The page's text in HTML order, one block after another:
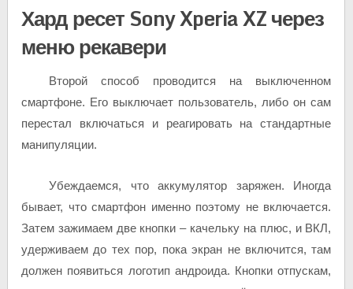
Хард ресет Sony Xperia XZ через
меню рекавери
Второй способ проводится на выключенном
смартфоне. Его выключает пользователь, либо он сам
перестал включаться и реагировать на стандартные
манипуляции.
Убеждаемся, что аккумулятор заряжен. Иногда
бывает, что смартфон именно поэтому не включается.
Затем зажимаем две кнопки – качельку на плюс, и ВКЛ,
удерживаем до тех пор, пока экран не включится, там
должен появиться логотип андроида. Кнопки отпускам,